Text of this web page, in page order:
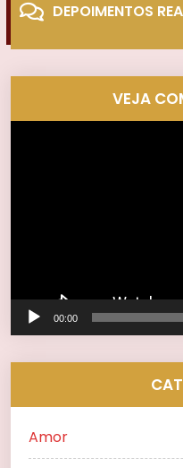
DEPOIMENTOS
VEJA
00:00
Amor